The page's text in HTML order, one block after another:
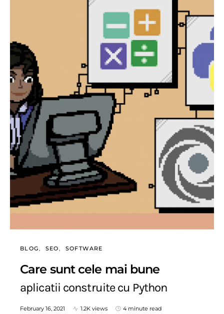
BLOG SEO SOFTWARE
Care sunt cele mai bune
aplicatii construite cu Python
February 16, 2021 1.2K views 4 minute read